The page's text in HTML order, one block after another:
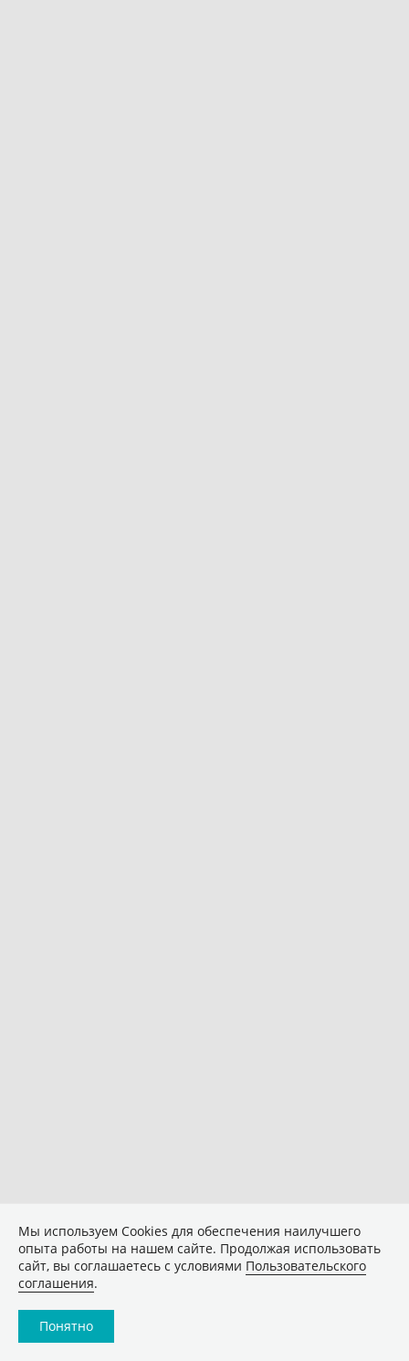
Мы используем Сookies для обеспечения наилучшего
опыта работы на нашем сайте. Продолжая использовать
сайт, вы соглашаетесь с условиями Пользовательского
соглашения.
Понятно